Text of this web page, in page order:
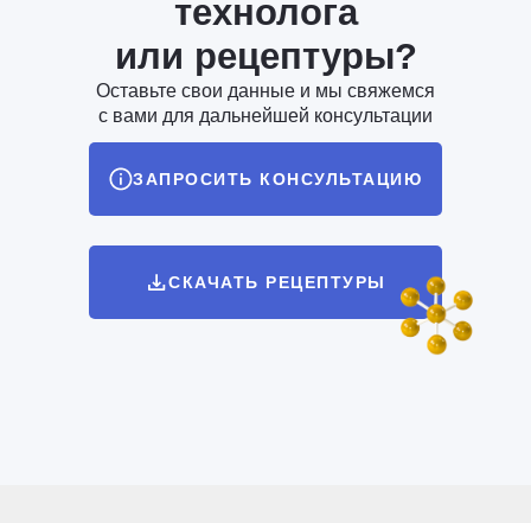
СКАЧАТЬ РЕЦЕПТУРЫ
ЗАПРОСИТЬ КОНСУЛЬТАЦИЮ
технолога
или рецептуры?
Оставьте свои данные и мы свяжемся
с вами для дальнейшей консультации